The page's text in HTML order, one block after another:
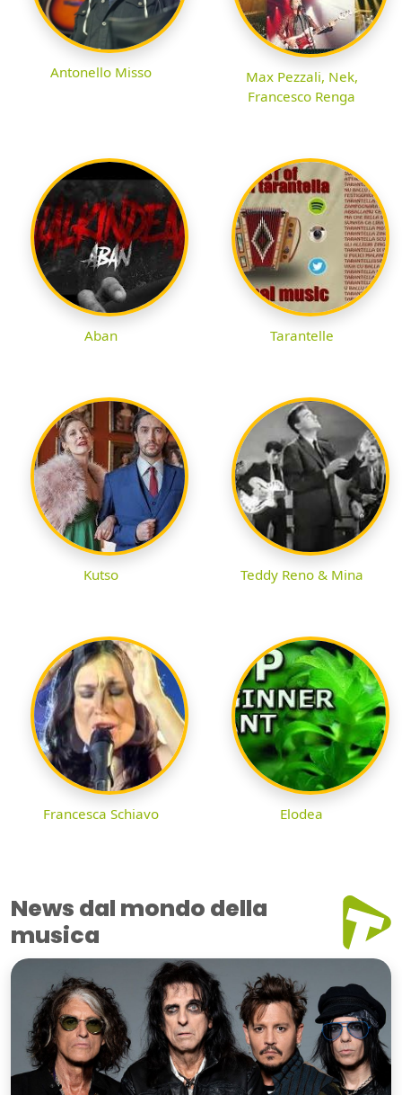
Antonello Misso
Max Pezzali, Nek,
Francesco Renga
Aban Tarantelle
Kutso Teddy Reno & Mina
Francesca Schiavo Elodea
News dal mondo della
musica